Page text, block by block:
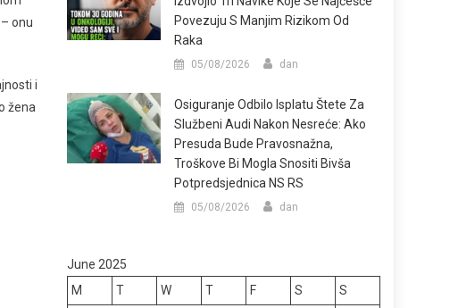
onu
i
žena
Povezuju S Manjim Rizikom Od
Raka
05/08/2026 dan
Osiguranje Odbilo Isplatu Štete Za
Službeni Audi Nakon Nesreće: Ako
Presuda Bude Pravosnažna,
Troškove Bi Mogla Snositi Bivša
Potpredsjednica NS RS
05/08/2026 dan
June 2025
M
T W T F S
S